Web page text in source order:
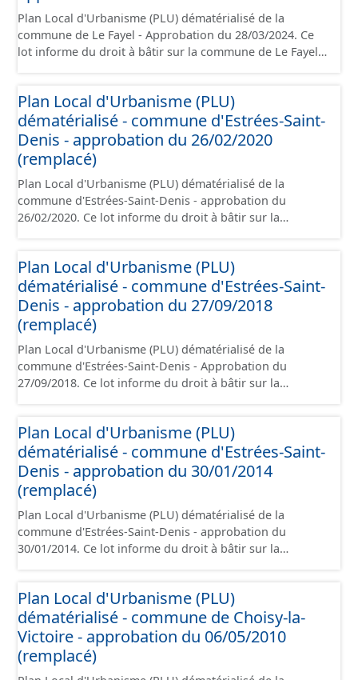
géographiques. Malgré l'attention portée à la création
de ces données, il est rappelé que seuls les documents
papier font foi et sont opposables d'un point de vue
juridique.
Plan Local d'Urbanisme (PLU) dématérialisé de la
commune de Le Fayel - Approbation du 28/03/2024. Ce
lot informe du droit à bâtir sur la commune de Le Fayel.
administratives, le rapport de présentation, le PADD, le
règlement, les annexes, les orientations d'aménagement
et les données géographiques. Malgré l'attention portée
à la création de ces données, il est rappelé que seuls les
documents papier font foi et sont opposables d'un point
de vue juridique.
Plan Local d'Urbanisme (PLU)
dématérialisé - commune d'Estrées-Saint-
Denis - approbation du 26/02/2020
(remplacé)
Plan Local d'Urbanisme (PLU) dématérialisé de la
commune d'Estrées-Saint-Denis - approbation du
26/02/2020. Ce lot informe du droit à bâtir sur la
nationales du CNIG et contient les pièces
administratives, le rapport de présentation, le PADD, le
règlement, les annexes, les orientations d'aménagement
et les données géographiques. Malgré l'attention portée
à la création de ces données, il est rappelé que seuls les
documents papier font foi et sont opposables d'un point
de vue juridique.
Plan Local d'Urbanisme (PLU)
dématérialisé - commune d'Estrées-Saint-
Denis - approbation du 27/09/2018
(remplacé)
Plan Local d'Urbanisme (PLU) dématérialisé de la
commune d'Estrées-Saint-Denis - Approbation du
27/09/2018. Ce lot informe du droit à bâtir sur la
nationales du CNIG et contient les pièces
administratives, le rapport de présentation, le PADD, le
règlement, les annexes, les orientations d'aménagement
et les données géographiques. Malgré l'attention portée
à la création de ces données, il est rappelé que seuls les
documents papier font foi et sont opposables d'un point
de vue juridique.
Plan Local d'Urbanisme (PLU)
dématérialisé - commune d'Estrées-Saint-
Denis - approbation du 30/01/2014
(remplacé)
Plan Local d'Urbanisme (PLU) dématérialisé de la
commune d'Estrées-Saint-Denis - approbation du
30/01/2014. Ce lot informe du droit à bâtir sur la
contient les pièces administratives, le rapport de
présentation, le PADD, le règlement (à l'exception des
plans de zonages), les annexes, les orientations
d'aménagement et les données géographiques. Malgré
l'attention portée à la création de ces données, il est
Plan Local d'Urbanisme (PLU)
dématérialisé - commune de Choisy-la-
Victoire - approbation du 06/05/2010
(remplacé)